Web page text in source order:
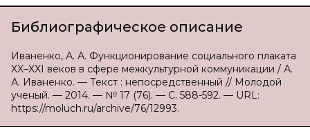
Библиографическое описание
Иваненко, А. А. Функционирование социального плаката
XX–XXI веков в сфере межкультурной коммуникации / А.
А. Иваненко. — Текст : непосредственный // Молодой
ученый. — 2014. — № 17 (76). — С. 588-592. — URL:
https://moluch.ru/archive/76/12993.